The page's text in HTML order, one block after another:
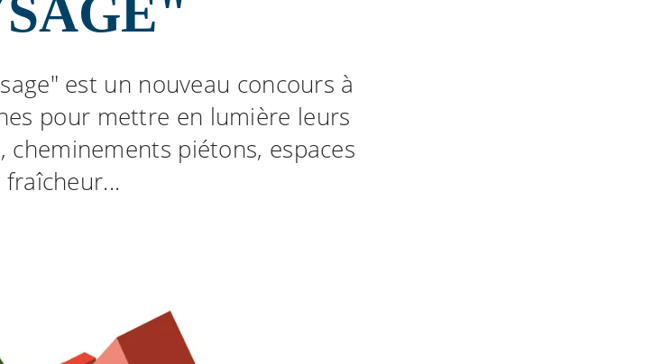
est un nouveau concours à
pour mettre en lumière leurs
piétons, espaces
fraîcheur...